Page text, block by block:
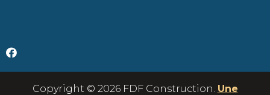
Copyright © 2026 FDF Construction. Une